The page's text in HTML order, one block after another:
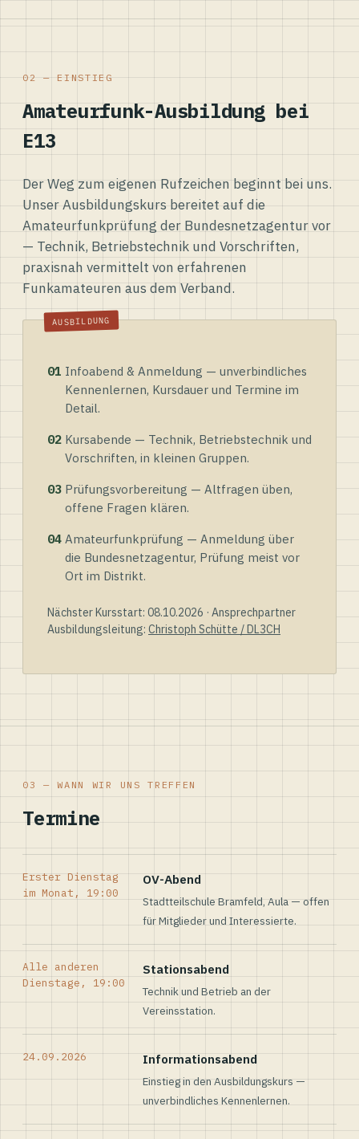
02 — EINSTIEG
Amateurfunk-Ausbildung bei
E13
Der Weg zum eigenen Rufzeichen beginnt bei uns.
Unser Ausbildungskurs bereitet auf die
Amateurfunkprüfung der Bundesnetzagentur vor
— Technik, Betriebstechnik und Vorschriften,
praxisnah vermittelt von erfahrenen
Funkamateuren aus dem Verband.
01 Infoabend & Anmeldung — unverbindliches
Kennenlernen, Kursdauer und Termine im
Detail.
02 Kursabende — Technik, Betriebstechnik und
Vorschriften, in kleinen Gruppen.
03 Prüfungsvorbereitung — Altfragen üben,
offene Fragen klären.
04 Amateurfunkprüfung — Anmeldung über
die Bundesnetzagentur, Prüfung meist vor
Ort im Distrikt.
Nächster Kursstart: 08.10.2026 · Ansprechpartner
Ausbildungsleitung: Christoph Schütte / DL3CH
03 — WANN WIR UNS TREFFEN
Termine
Erster Dienstag
im Monat, 19:00
OV-Abend
Stadtteilschule Bramfeld, Aula — offen
für Mitglieder und Interessierte.
Alle anderen
Dienstage, 19:00
Stationsabend
Technik und Betrieb an der
Vereinsstation.
24.09.2026 Informationsabend
Einstieg in den Ausbildungskurs —
unverbindliches Kennenlernen.